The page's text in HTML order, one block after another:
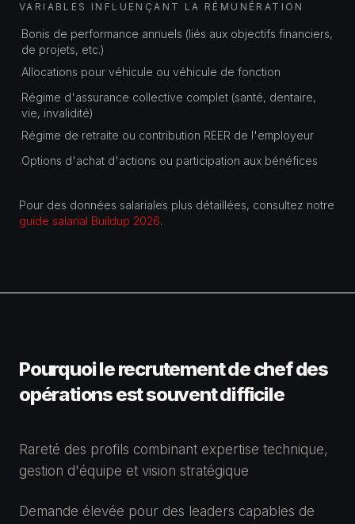
VARIABLES INFLUENÇANT LA RÉMUNÉRATION
·Bonis de performance annuels (liés aux objectifs financiers,
de projets, etc.)
·Allocations pour véhicule ou véhicule de fonction
·Régime d'assurance collective complet (santé, dentaire,
vie, invalidité)
·Régime de retraite ou contribution REER de l'employeur
·Options d'achat d'actions ou participation aux bénéfices
Pour des données salariales plus détaillées, consultez notre
guide salarial Buildup 2026.
Pourquoi le recrutement dechef des
opérationsest souvent difficile
Rareté des profils combinant expertise technique,
gestion d'équipe et vision stratégique
Demande élevée pour des leaders capables de